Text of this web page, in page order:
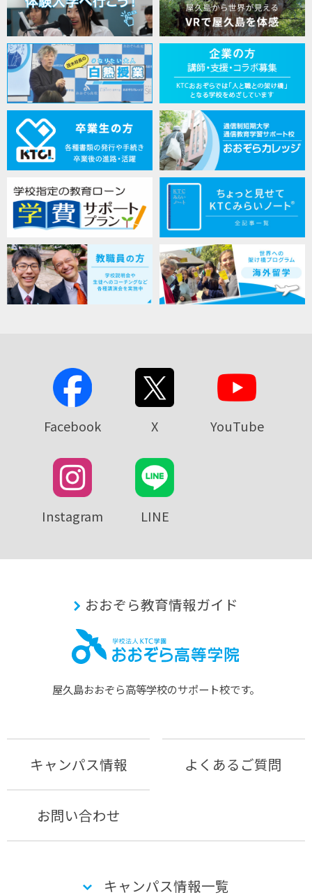
Facebook X YouTube
Instagram LINE
おおぞら教育情報ガイド
屋久島おおぞら⾼等学校のサポート校です。
キャンパス情報 よくあるご質問
お問い合わせ
キャンパス情報一覧